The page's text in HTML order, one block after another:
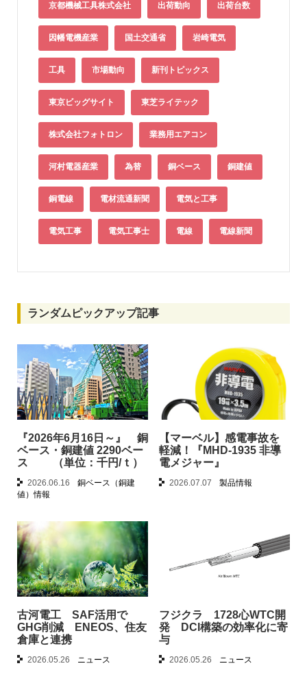
京都機械工具株式会社 出荷動向 出荷台数
因幡電機産業 国土交通省 岩崎電気
工具 市場動向 新刊トピックス
東京ビッグサイト 東芝ライテック
株式会社フォトロン 業務用エアコン
河村電器産業 為替 銅ベース 銅建値
銅電線 電材流通新聞 電気と工事
電気工事 電気工事士 電線 電線新聞
ランダムピックアップ記事
『2026年6月16日～』 銅
ベース・銅建値 2290ベー
ス （単位：千円/ｔ）
2026.06.16
銅ベース（銅建
値）情報
【マーベル】感電事故を
軽減！『MHD-1935 非導
電メジャー』
2026.07.07 製品情報
古河電工 SAF活用で
GHG削減 ENEOS、住友
倉庫と連携
2026.05.26 ニュース
フジクラ 1728心WTC開
発 DCI構築の効率化に寄
与
2026.05.26 ニュース